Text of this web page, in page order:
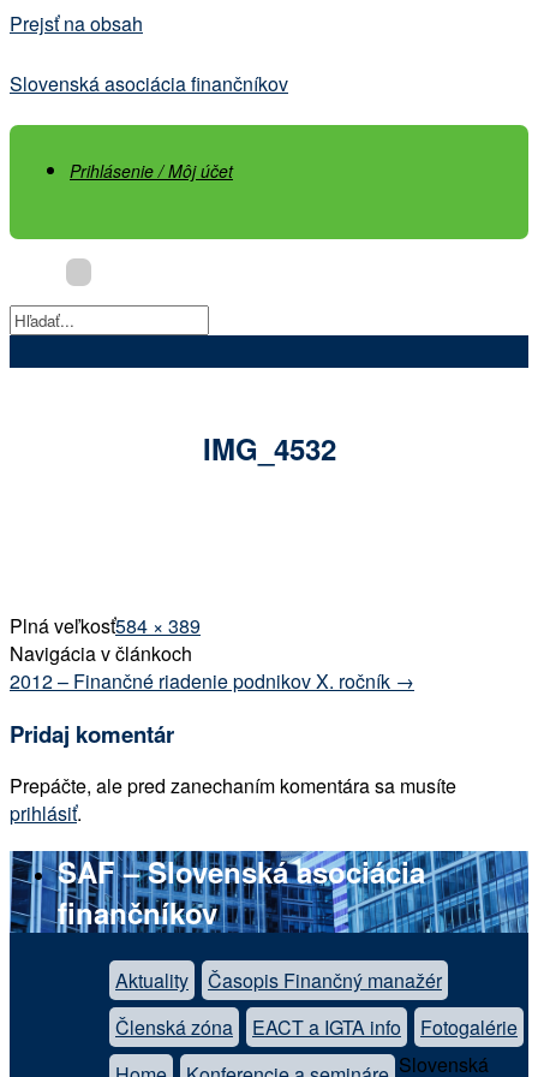
Prejsť na obsah
Slovenská asociácia finančníkov
Prihlásenie / Môj účet
IMG_4532
Plná veľkosť584 × 389
Navigácia v článkoch
2012 – Finančné riadenie podnikov X. ročník →
Pridaj komentár
Prepáčte, ale pred zanechaním komentára sa musíte
prihlásiť.
SAF – Slovenská asociácia
finančníkov
Aktuality
Časopis Finančný manažér
Členská zóna
EACT a IGTA info
Fotogalérie
Slovenská